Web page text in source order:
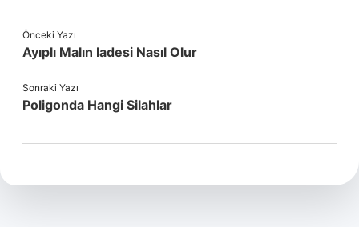
Önceki Yazı
Ayıplı Malın Iadesi Nasıl Olur
Sonraki Yazı
Poligonda Hangi Silahlar